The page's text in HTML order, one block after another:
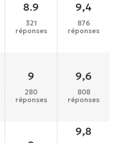
8.9
321
réponses
9,4
876
réponses
9
280
réponses
9,6
808
réponses
9,8